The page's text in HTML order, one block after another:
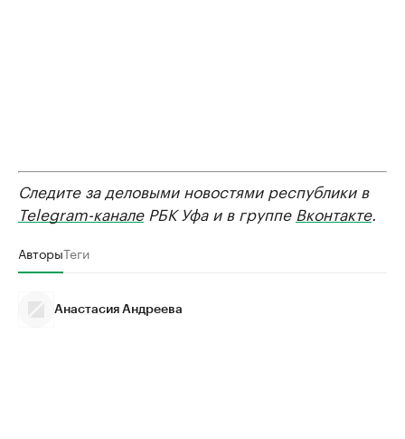
Следите за деловыми новостями республики в
Telegram-каналеРБК Уфа и в группе Вконтакте.
АвторыТеги
Анастасия Андреева